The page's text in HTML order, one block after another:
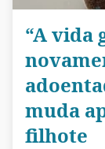
“A vida
muda
filhote